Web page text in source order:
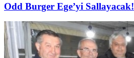
Odd Burger Ege’yi Sallayacak!